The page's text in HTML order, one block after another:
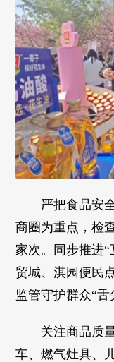
严把食品安
商圈为重点，检
家次。同步推进
贸城、淇园便民
监管守护群众“舌
关注商品质
车、燃气灶具、